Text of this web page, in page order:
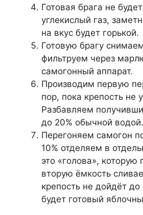
Готовая брага не
углекислый газ,
на вкус будет горькой.
Готовую брагу
фильтруем через
самогонный аппарат.
Производим первую
пор, пока крепость не
Разбавляем
до 20% обычной водой.
Перегоняем самогон
10% отделяем в
это «голова», которую
вторую ёмкость
крепость не дойдёт до
будет готовый